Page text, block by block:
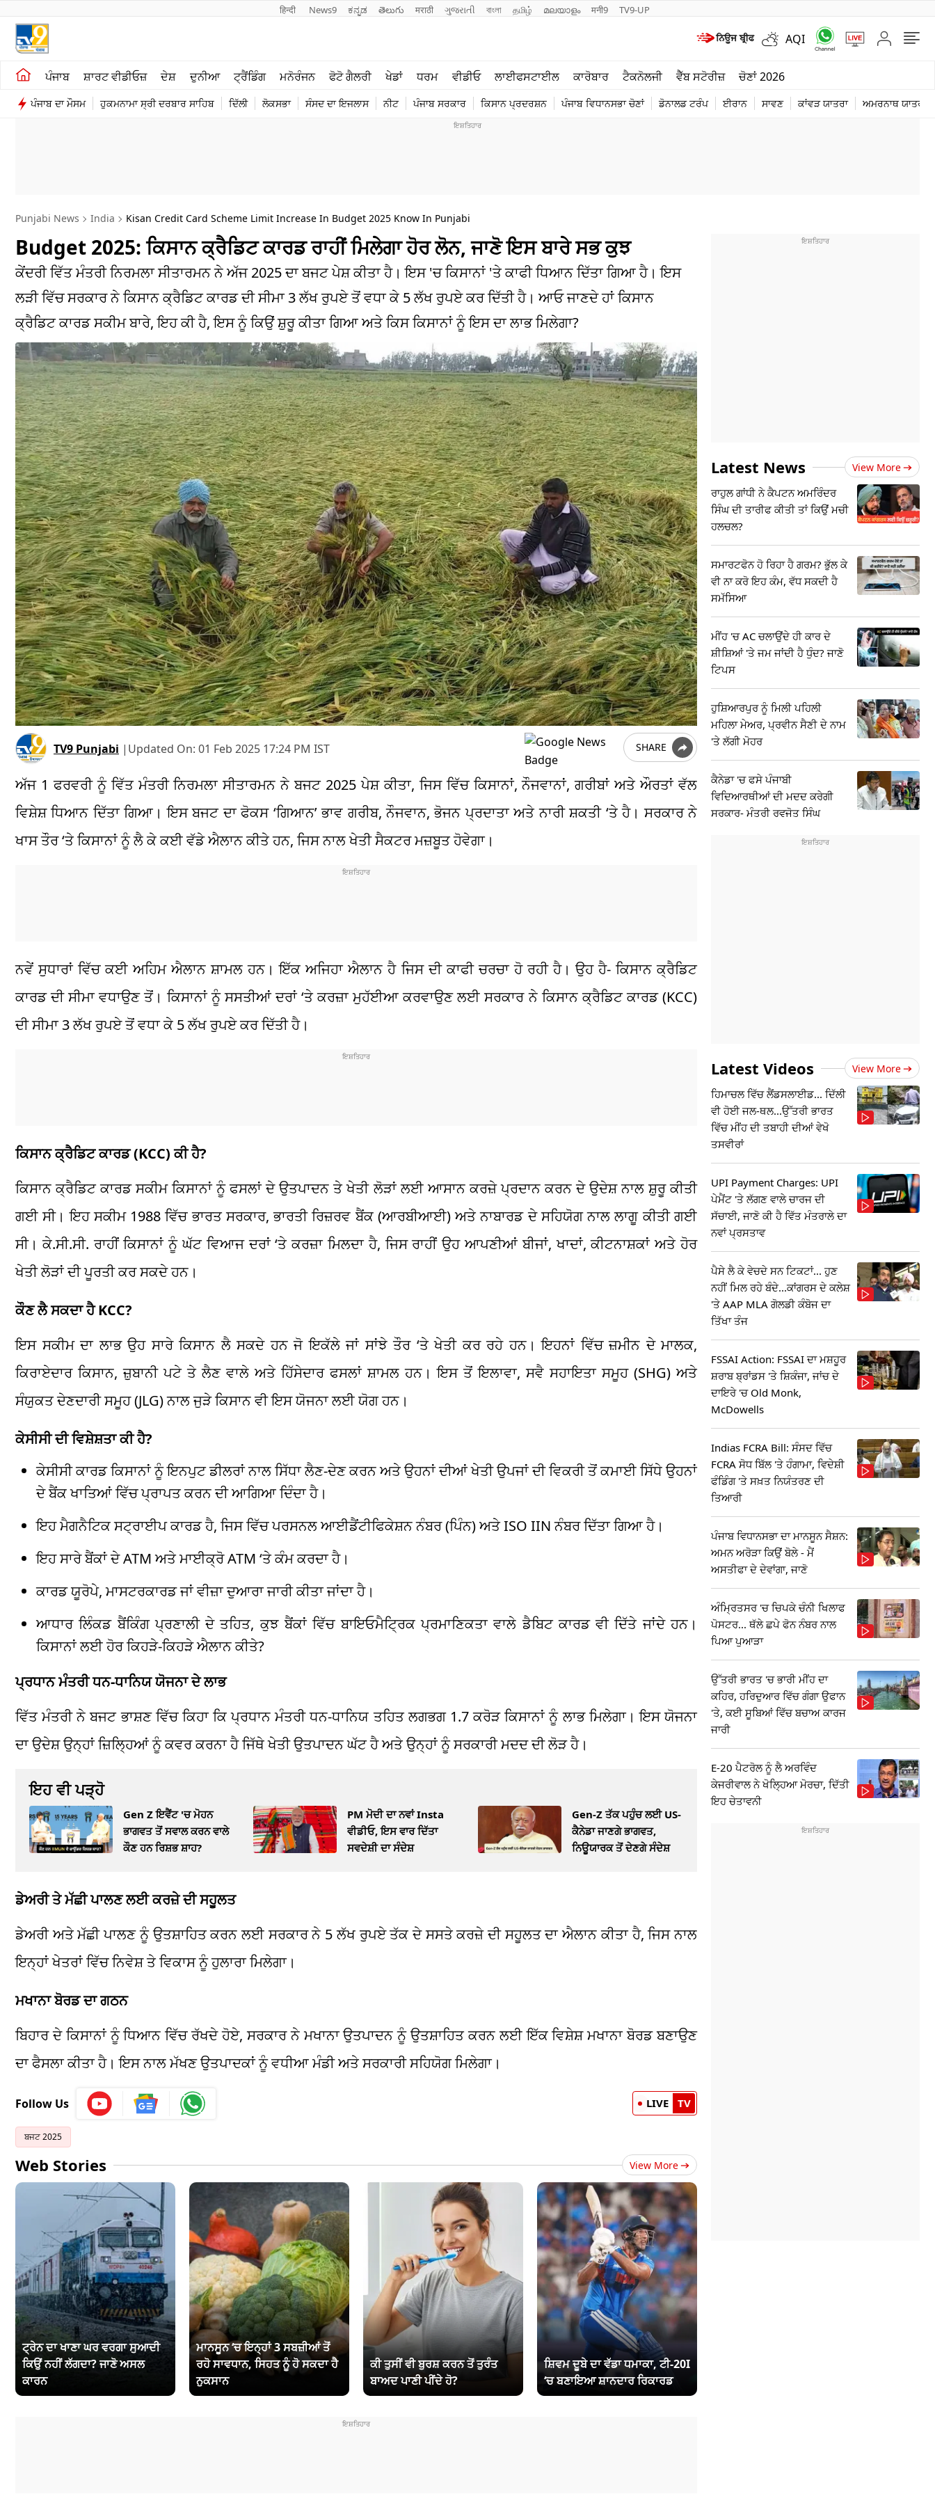
हिन्दी News9 ಕನ್ನಡ తెలుగు मराठी ગુજરાતી বাংলা தமிழ் മലയാളം मनी9 TV9-UP
AQI
ਪੰਜਾਬ ਸ਼ਾਰਟ ਵੀਡੀਓਜ਼ ਦੇਸ਼ ਦੁਨੀਆ ਟ੍ਰੈਂਡਿੰਗ ਮਨੋਰੰਜਨ ਫੋਟੋ ਗੈਲਰੀ ਖੇਡਾਂ ਧਰਮ ਵੀਡੀਓ ਲਾਈਫਸਟਾਈਲ ਕਾਰੋਬਾਰ ਟੈਕਨੋਲਜੀ ਵੈੱਬ ਸਟੋਰੀਜ਼ ਚੋਣਾਂ 2026
ਪੰਜਾਬ ਦਾ ਮੌਸਮ ਹੁਕਮਨਾਮਾ ਸ੍ਰੀ ਦਰਬਾਰ ਸਾਹਿਬ ਦਿੱਲੀ ਲੋਕਸਭਾ ਸੰਸਦ ਦਾ ਇਜਲਾਸ ਨੀਟ ਪੰਜਾਬ ਸਰਕਾਰ ਕਿਸਾਨ ਪ੍ਰਦਰਸ਼ਨ ਪੰਜਾਬ ਵਿਧਾਨਸਭਾ ਚੋਣਾਂ ਡੋਨਾਲਡ ਟਰੰਪ ਈਰਾਨ ਸਾਵਣ ਕਾਂਵੜ ਯਾਤਰਾ ਅਮਰਨਾਥ ਯਾਤਰਾ
ਖੇਤੀਬਾੜੀ
ਸ਼ਾਰਟ ਵੀਡੀਓਜ਼
ਮਨੋਰੰਜਨ
ਪੰਜਾਬ
ਟੈਕਨੋਲਜੀ
ਦੁਨੀਆ
Punjabi News India Kisan Credit Card Scheme Limit Increase In Budget 2025 Know In Punjabi
Budget 2025: ਕਿਸਾਨ ਕ੍ਰੈਡਿਟ ਕਾਰਡ ਰਾਹੀਂ ਮਿਲੇਗਾ ਹੋਰ ਲੋਨ, ਜਾਣੋ ਇਸ ਬਾਰੇ ਸਭ ਕੁਝ
ਕੇਂਦਰੀ ਵਿੱਤ ਮੰਤਰੀ ਨਿਰਮਲਾ ਸੀਤਾਰਮਨ ਨੇ ਅੱਜ 2025 ਦਾ ਬਜਟ ਪੇਸ਼ ਕੀਤਾ ਹੈ। ਇਸ 'ਚ ਕਿਸਾਨਾਂ 'ਤੇ ਕਾਫੀ ਧਿਆਨ ਦਿੱਤਾ ਗਿਆ ਹੈ। ਇਸ
ਲੜੀ ਵਿੱਚ ਸਰਕਾਰ ਨੇ ਕਿਸਾਨ ਕ੍ਰੈਡਿਟ ਕਾਰਡ ਦੀ ਸੀਮਾ 3 ਲੱਖ ਰੁਪਏ ਤੋਂ ਵਧਾ ਕੇ 5 ਲੱਖ ਰੁਪਏ ਕਰ ਦਿੱਤੀ ਹੈ। ਆਓ ਜਾਣਦੇ ਹਾਂ ਕਿਸਾਨ
ਕ੍ਰੈਡਿਟ ਕਾਰਡ ਸਕੀਮ ਬਾਰੇ, ਇਹ ਕੀ ਹੈ, ਇਸ ਨੂੰ ਕਿਉਂ ਸ਼ੁਰੂ ਕੀਤਾ ਗਿਆ ਅਤੇ ਕਿਸ ਕਿਸਾਨਾਂ ਨੂੰ ਇਸ ਦਾ ਲਾਭ ਮਿਲੇਗਾ?
TV9 Punjabi | Updated On: 01 Feb 2025 17:24 PM IST SHARE
ਅੱਜ 1 ਫਰਵਰੀ ਨੂੰ ਵਿੱਤ ਮੰਤਰੀ ਨਿਰਮਲਾ ਸੀਤਾਰਮਨ ਨੇ ਬਜਟ 2025 ਪੇਸ਼ ਕੀਤਾ, ਜਿਸ ਵਿੱਚ ਕਿਸਾਨਾਂ, ਨੌਜਵਾਨਾਂ, ਗਰੀਬਾਂ ਅਤੇ ਔਰਤਾਂ ਵੱਲ
ਵਿਸ਼ੇਸ਼ ਧਿਆਨ ਦਿੱਤਾ ਗਿਆ। ਇਸ ਬਜਟ ਦਾ ਫੋਕਸ ‘ਗਿਆਨ’ ਭਾਵ ਗਰੀਬ, ਨੌਜਵਾਨ, ਭੋਜਨ ਪ੍ਰਦਾਤਾ ਅਤੇ ਨਾਰੀ ਸ਼ਕਤੀ ‘ਤੇ ਹੈ। ਸਰਕਾਰ ਨੇ
ਖਾਸ ਤੌਰ ‘ਤੇ ਕਿਸਾਨਾਂ ਨੂੰ ਲੈ ਕੇ ਕਈ ਵੱਡੇ ਐਲਾਨ ਕੀਤੇ ਹਨ, ਜਿਸ ਨਾਲ ਖੇਤੀ ਸੈਕਟਰ ਮਜ਼ਬੂਤ ​​ਹੋਵੇਗਾ।
ਨਵੇਂ ਸੁਧਾਰਾਂ ਵਿੱਚ ਕਈ ਅਹਿਮ ਐਲਾਨ ਸ਼ਾਮਲ ਹਨ। ਇੱਕ ਅਜਿਹਾ ਐਲਾਨ ਹੈ ਜਿਸ ਦੀ ਕਾਫੀ ਚਰਚਾ ਹੋ ਰਹੀ ਹੈ। ਉਹ ਹੈ- ਕਿਸਾਨ ਕ੍ਰੈਡਿਟ
ਕਾਰਡ ਦੀ ਸੀਮਾ ਵਧਾਉਣ ਤੋਂ। ਕਿਸਾਨਾਂ ਨੂੰ ਸਸਤੀਆਂ ਦਰਾਂ ‘ਤੇ ਕਰਜ਼ਾ ਮੁਹੱਈਆ ਕਰਵਾਉਣ ਲਈ ਸਰਕਾਰ ਨੇ ਕਿਸਾਨ ਕ੍ਰੈਡਿਟ ਕਾਰਡ (KCC)
ਦੀ ਸੀਮਾ 3 ਲੱਖ ਰੁਪਏ ਤੋਂ ਵਧਾ ਕੇ 5 ਲੱਖ ਰੁਪਏ ਕਰ ਦਿੱਤੀ ਹੈ।
ਕਿਸਾਨ ਕ੍ਰੈਡਿਟ ਕਾਰਡ (KCC) ਕੀ ਹੈ?
ਕਿਸਾਨ ਕ੍ਰੈਡਿਟ ਕਾਰਡ ਸਕੀਮ ਕਿਸਾਨਾਂ ਨੂੰ ਫਸਲਾਂ ਦੇ ਉਤਪਾਦਨ ਤੇ ਖੇਤੀ ਲੋੜਾਂ ਲਈ ਆਸਾਨ ਕਰਜ਼ੇ ਪ੍ਰਦਾਨ ਕਰਨ ਦੇ ਉਦੇਸ਼ ਨਾਲ ਸ਼ੁਰੂ ਕੀਤੀ
ਗਈ ਸੀ। ਇਹ ਸਕੀਮ 1988 ਵਿੱਚ ਭਾਰਤ ਸਰਕਾਰ, ਭਾਰਤੀ ਰਿਜ਼ਰਵ ਬੈਂਕ (ਆਰਬੀਆਈ) ਅਤੇ ਨਾਬਾਰਡ ਦੇ ਸਹਿਯੋਗ ਨਾਲ ਲਾਗੂ ਕੀਤੀ ਗਈ
ਸੀ। ਕੇ.ਸੀ.ਸੀ. ਰਾਹੀਂ ਕਿਸਾਨਾਂ ਨੂੰ ਘੱਟ ਵਿਆਜ ਦਰਾਂ ‘ਤੇ ਕਰਜ਼ਾ ਮਿਲਦਾ ਹੈ, ਜਿਸ ਰਾਹੀਂ ਉਹ ਆਪਣੀਆਂ ਬੀਜਾਂ, ਖਾਦਾਂ, ਕੀਟਨਾਸ਼ਕਾਂ ਅਤੇ ਹੋਰ
ਖੇਤੀ ਲੋੜਾਂ ਦੀ ਪੂਰਤੀ ਕਰ ਸਕਦੇ ਹਨ।
ਕੌਣ ਲੈ ਸਕਦਾ ਹੈ KCC?
ਇਸ ਸਕੀਮ ਦਾ ਲਾਭ ਉਹ ਸਾਰੇ ਕਿਸਾਨ ਲੈ ਸਕਦੇ ਹਨ ਜੋ ਇਕੱਲੇ ਜਾਂ ਸਾਂਝੇ ਤੌਰ ‘ਤੇ ਖੇਤੀ ਕਰ ਰਹੇ ਹਨ। ਇਹਨਾਂ ਵਿੱਚ ਜ਼ਮੀਨ ਦੇ ਮਾਲਕ,
ਕਿਰਾਏਦਾਰ ਕਿਸਾਨ, ਜ਼ੁਬਾਨੀ ਪਟੇ ਤੇ ਲੈਣ ਵਾਲੇ ਅਤੇ ਹਿੱਸੇਦਾਰ ਫਸਲਾਂ ਸ਼ਾਮਲ ਹਨ। ਇਸ ਤੋਂ ਇਲਾਵਾ, ਸਵੈ ਸਹਾਇਤਾ ਸਮੂਹ (SHG) ਅਤੇ
ਸੰਯੁਕਤ ਦੇਣਦਾਰੀ ਸਮੂਹ (JLG) ਨਾਲ ਜੁੜੇ ਕਿਸਾਨ ਵੀ ਇਸ ਯੋਜਨਾ ਲਈ ਯੋਗ ਹਨ।
ਕੇਸੀਸੀ ਦੀ ਵਿਸ਼ੇਸ਼ਤਾ ਕੀ ਹੈ?
ਕੇਸੀਸੀ ਕਾਰਡ ਕਿਸਾਨਾਂ ਨੂੰ ਇਨਪੁਟ ਡੀਲਰਾਂ ਨਾਲ ਸਿੱਧਾ ਲੈਣ-ਦੇਣ ਕਰਨ ਅਤੇ ਉਹਨਾਂ ਦੀਆਂ ਖੇਤੀ ਉਪਜਾਂ ਦੀ ਵਿਕਰੀ ਤੋਂ ਕਮਾਈ ਸਿੱਧੇ ਉਹਨਾਂ
ਦੇ ਬੈਂਕ ਖਾਤਿਆਂ ਵਿੱਚ ਪ੍ਰਾਪਤ ਕਰਨ ਦੀ ਆਗਿਆ ਦਿੰਦਾ ਹੈ।
ਇਹ ਮੈਗਨੈਟਿਕ ਸਟ੍ਰਾਈਪ ਕਾਰਡ ਹੈ, ਜਿਸ ਵਿੱਚ ਪਰਸਨਲ ਆਈਡੈਂਟੀਫਿਕੇਸ਼ਨ ਨੰਬਰ (ਪਿੰਨ) ਅਤੇ ISO IIN ਨੰਬਰ ਦਿੱਤਾ ਗਿਆ ਹੈ।
ਇਹ ਸਾਰੇ ਬੈਂਕਾਂ ਦੇ ATM ਅਤੇ ਮਾਈਕ੍ਰੋ ATM ‘ਤੇ ਕੰਮ ਕਰਦਾ ਹੈ।
ਕਾਰਡ ਯੂਰੋਪੇ, ਮਾਸਟਰਕਾਰਡ ਜਾਂ ਵੀਜ਼ਾ ਦੁਆਰਾ ਜਾਰੀ ਕੀਤਾ ਜਾਂਦਾ ਹੈ।
ਆਧਾਰ ਲਿੰਕਡ ਬੈਂਕਿੰਗ ਪ੍ਰਣਾਲੀ ਦੇ ਤਹਿਤ, ਕੁਝ ਬੈਂਕਾਂ ਵਿੱਚ ਬਾਇਓਮੈਟ੍ਰਿਕ ਪ੍ਰਮਾਣਿਕਤਾ ਵਾਲੇ ਡੈਬਿਟ ਕਾਰਡ ਵੀ ਦਿੱਤੇ ਜਾਂਦੇ ਹਨ।
ਕਿਸਾਨਾਂ ਲਈ ਹੋਰ ਕਿਹੜੇ-ਕਿਹੜੇ ਐਲਾਨ ਕੀਤੇ?
ਪ੍ਰਧਾਨ ਮੰਤਰੀ ਧਨ-ਧਾਨਿਯ ਯੋਜਨਾ ਦੇ ਲਾਭ
ਵਿੱਤ ਮੰਤਰੀ ਨੇ ਬਜਟ ਭਾਸ਼ਣ ਵਿੱਚ ਕਿਹਾ ਕਿ ਪ੍ਰਧਾਨ ਮੰਤਰੀ ਧਨ-ਧਾਨਿਯ ਤਹਿਤ ਲਗਭਗ 1.7 ਕਰੋੜ ਕਿਸਾਨਾਂ ਨੂੰ ਲਾਭ ਮਿਲੇਗਾ। ਇਸ ਯੋਜਨਾ
ਦਾ ਉਦੇਸ਼ ਉਨ੍ਹਾਂ ਜ਼ਿਲ੍ਹਿਆਂ ਨੂੰ ਕਵਰ ਕਰਨਾ ਹੈ ਜਿੱਥੇ ਖੇਤੀ ਉਤਪਾਦਨ ਘੱਟ ਹੈ ਅਤੇ ਉਨ੍ਹਾਂ ਨੂੰ ਸਰਕਾਰੀ ਮਦਦ ਦੀ ਲੋੜ ਹੈ।
ਇਹ ਵੀ ਪੜ੍ਹੋ
Gen Z ਇਵੈਂਟ 'ਚ ਮੋਹਨ
ਭਾਗਵਤ ਤੋਂ ਸਵਾਲ ਕਰਨ ਵਾਲੇ
ਕੌਣ ਹਨ ਰਿਸ਼ਭ ਸ਼ਾਹ?
PM ਮੋਦੀ ਦਾ ਨਵਾਂ Insta
ਵੀਡੀਓ, ਇਸ ਵਾਰ ਦਿੱਤਾ
ਸਵਦੇਸ਼ੀ ਦਾ ਸੰਦੇਸ਼
Gen-Z ਤੱਕ ਪਹੁੰਚ ਲਈ US-
ਕੈਨੇਡਾ ਜਾਣਗੇ ਭਾਗਵਤ,
ਨਿਊਯਾਰਕ ਤੋਂ ਦੇਣਗੇ ਸੰਦੇਸ਼
ਡੇਅਰੀ ਤੇ ਮੱਛੀ ਪਾਲਣ ਲਈ ਕਰਜ਼ੇ ਦੀ ਸਹੂਲਤ
ਡੇਅਰੀ ਅਤੇ ਮੱਛੀ ਪਾਲਣ ਨੂੰ ਉਤਸ਼ਾਹਿਤ ਕਰਨ ਲਈ ਸਰਕਾਰ ਨੇ 5 ਲੱਖ ਰੁਪਏ ਤੱਕ ਦੇ ਸਸਤੇ ਕਰਜ਼ੇ ਦੀ ਸਹੂਲਤ ਦਾ ਐਲਾਨ ਕੀਤਾ ਹੈ, ਜਿਸ ਨਾਲ
ਇਨ੍ਹਾਂ ਖੇਤਰਾਂ ਵਿੱਚ ਨਿਵੇਸ਼ ਤੇ ਵਿਕਾਸ ਨੂੰ ਹੁਲਾਰਾ ਮਿਲੇਗਾ।
ਮਖਾਨਾ ਬੋਰਡ ਦਾ ਗਠਨ
ਬਿਹਾਰ ਦੇ ਕਿਸਾਨਾਂ ਨੂੰ ਧਿਆਨ ਵਿੱਚ ਰੱਖਦੇ ਹੋਏ, ਸਰਕਾਰ ਨੇ ਮਖਾਨਾ ਉਤਪਾਦਨ ਨੂੰ ਉਤਸ਼ਾਹਿਤ ਕਰਨ ਲਈ ਇੱਕ ਵਿਸ਼ੇਸ਼ ਮਖਾਨਾ ਬੋਰਡ ਬਣਾਉਣ
ਦਾ ਫੈਸਲਾ ਕੀਤਾ ਹੈ। ਇਸ ਨਾਲ ਮੱਖਣ ਉਤਪਾਦਕਾਂ ਨੂੰ ਵਧੀਆ ਮੰਡੀ ਅਤੇ ਸਰਕਾਰੀ ਸਹਿਯੋਗ ਮਿਲੇਗਾ।
Follow Us LIVE TV
ਬਜਟ 2025
Web Stories View More
ਟ੍ਰੇਨ ਦਾ ਖਾਣਾ ਘਰ ਵਰਗਾ ਸੁਆਦੀ
ਕਿਉਂ ਨਹੀਂ ਲੱਗਦਾ? ਜਾਣੋ ਅਸਲ
ਕਾਰਨ
ਮਾਨਸੂਨ ‘ਚ ਇਨ੍ਹਾਂ 3 ਸਬਜ਼ੀਆਂ ਤੋਂ
ਰਹੋ ਸਾਵਧਾਨ, ਸਿਹਤ ਨੂੰ ਹੋ ਸਕਦਾ ਹੈ
ਨੁਕਸਾਨ
ਕੀ ਤੁਸੀਂ ਵੀ ਬੁਰਸ਼ ਕਰਨ ਤੋਂ ਤੁਰੰਤ
ਬਾਅਦ ਪਾਣੀ ਪੀਂਦੇ ਹੋ?
ਸ਼ਿਵਮ ਦੂਬੇ ਦਾ ਵੱਡਾ ਧਮਾਕਾ, ਟੀ-20I
‘ਚ ਬਣਾਇਆ ਸ਼ਾਨਦਾਰ ਰਿਕਾਰਡ
Latest News View More
ਰਾਹੁਲ ਗਾਂਧੀ ਨੇ ਕੈਪਟਨ ਅਮਰਿੰਦਰ
ਸਿੰਘ ਦੀ ਤਾਰੀਫ ਕੀਤੀ ਤਾਂ ਕਿਉਂ ਮਚੀ
ਹਲਚਲ?
ਸਮਾਰਟਫੋਨ ਹੋ ਰਿਹਾ ਹੈ ਗਰਮ? ਭੁੱਲ ਕੇ
ਵੀ ਨਾ ਕਰੋ ਇਹ ਕੰਮ, ਵੱਧ ਸਕਦੀ ਹੈ
ਸਮੱਸਿਆ
ਮੀਂਹ 'ਚ AC ਚਲਾਉਂਦੇ ਹੀ ਕਾਰ ਦੇ
ਸ਼ੀਸ਼ਿਆਂ 'ਤੇ ਜਮ ਜਾਂਦੀ ਹੈ ਧੁੰਦ? ਜਾਣੋ
ਟਿਪਸ
ਹੁਸ਼ਿਆਰਪੁਰ ਨੂੰ ਮਿਲੀ ਪਹਿਲੀ
ਮਹਿਲਾ ਮੇਅਰ, ਪ੍ਰਵੀਨ ਸੈਣੀ ਦੇ ਨਾਮ
'ਤੇ ਲੱਗੀ ਮੋਹਰ
ਕੈਨੇਡਾ 'ਚ ਫਸੇ ਪੰਜਾਬੀ
ਵਿਦਿਆਰਥੀਆਂ ਦੀ ਮਦਦ ਕਰੇਗੀ
ਸਰਕਾਰ- ਮੰਤਰੀ ਰਵਜੋਤ ਸਿੰਘ
Latest Videos View More
ਹਿਮਾਚਲ ਵਿੱਚ ਲੈਂਡਸਲਾਈਡ... ਦਿੱਲੀ
ਵੀ ਹੋਈ ਜਲ-ਥਲ...ਉੱਤਰੀ ਭਾਰਤ
ਵਿੱਚ ਮੀਂਹ ਦੀ ਤਬਾਹੀ ਦੀਆਂ ਵੇਖੋ
ਤਸਵੀਰਾਂ
UPI Payment Charges: UPI
ਪੇਮੈਂਟ 'ਤੇ ਲੱਗਣ ਵਾਲੇ ਚਾਰਜ ਦੀ
ਸੱਚਾਈ, ਜਾਣੋ ਕੀ ਹੈ ਵਿੱਤ ਮੰਤਰਾਲੇ ਦਾ
ਨਵਾਂ ਪ੍ਰਸਤਾਵ
ਪੈਸੇ ਲੈ ਕੇ ਵੇਚਦੇ ਸਨ ਟਿਕਟਾਂ... ਹੁਣ
ਨਹੀਂ ਮਿਲ ਰਹੇ ਬੰਦੇ...ਕਾਂਗਰਸ ਦੇ ਕਲੇਸ਼
'ਤੇ AAP MLA ਗੋਲਡੀ ਕੰਬੋਜ ਦਾ
ਤਿੱਖਾ ਤੰਜ
FSSAI Action: FSSAI ਦਾ ਮਸ਼ਹੂਰ
ਸ਼ਰਾਬ ਬ੍ਰਾਂਡਸ 'ਤੇ ਸ਼ਿਕੰਜਾ, ਜਾਂਚ ਦੇ
ਦਾਇਰੇ 'ਚ Old Monk,
McDowells
Indias FCRA Bill: ਸੰਸਦ ਵਿੱਚ
FCRA ਸੋਧ ਬਿੱਲ 'ਤੇ ਹੰਗਾਮਾ, ਵਿਦੇਸ਼ੀ
ਫੰਡਿੰਗ 'ਤੇ ਸਖ਼ਤ ਨਿਯੰਤਰਣ ਦੀ
ਤਿਆਰੀ
ਪੰਜਾਬ ਵਿਧਾਨਸਭਾ ਦਾ ਮਾਨਸੂਨ ਸੈਸ਼ਨ:
ਅਮਨ ਅਰੋੜਾ ਕਿਉਂ ਬੋਲੇ - ਮੈਂ
ਅਸਤੀਫਾ ਦੇ ਦੇਵਾਂਗਾ, ਜਾਣੋ
ਅੰਮ੍ਰਿਤਸਰ 'ਚ ਚਿਪਕੇ ਚੰਨੀ ਖਿਲਾਫ
ਪੋਸਟਰ... ਥੱਲੇ ਛਪੇ ਫੋਨ ਨੰਬਰ ਨਾਲ
ਪਿਆ ਪੁਆੜਾ
ਉੱਤਰੀ ਭਾਰਤ 'ਚ ਭਾਰੀ ਮੀਂਹ ਦਾ
ਕਹਿਰ, ਹਰਿਦੁਆਰ ਵਿੱਚ ਗੰਗਾ ਉਫਾਨ
'ਤੇ, ਕਈ ਸੂਬਿਆਂ ਵਿੱਚ ਬਚਾਅ ਕਾਰਜ
ਜਾਰੀ
E-20 ਪੈਟਰੋਲ ਨੂੰ ਲੈ ਅਰਵਿੰਦ
ਕੇਜਰੀਵਾਲ ਨੇ ਖੋਲ੍ਹਿਆ ਮੋਰਚਾ, ਦਿੱਤੀ
ਇਹ ਚੇਤਾਵਨੀ